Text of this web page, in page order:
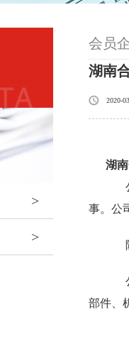
>
>
会员
湖南
2020-
湖
公
事。公
随
公
部件、